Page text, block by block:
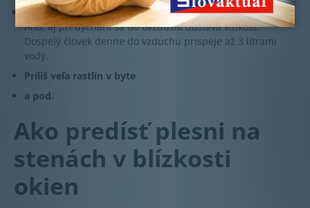
Zvýšený počet osôb v domácnosti
Áno, aj pri dýchaní sa do ovzdušia dostáva vlhkosť.
Dospelý človek denne do vzduchu prispeje až 3 litrami
vody.
Príliš veľa rastlín v byte
a pod.
Ako predísť plesni na
stenách v blízkosti
okien